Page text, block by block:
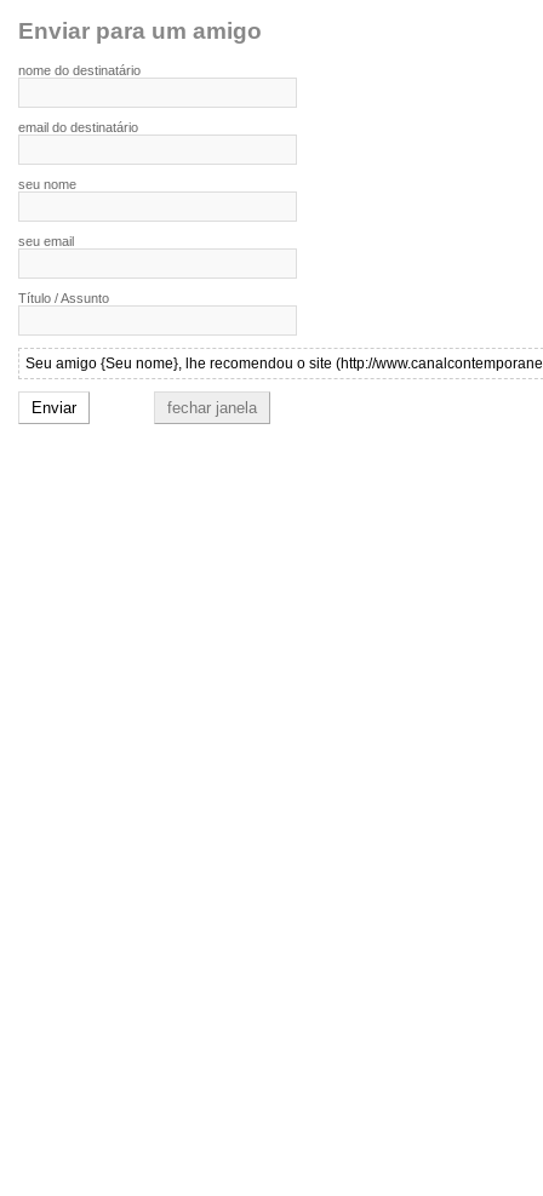
Enviar para um amigo
nome do destinatário
email do destinatário
seu nome
seu email
Título / Assunto
Seu amigo {Seu nome}, lhe recomendou o site (http://